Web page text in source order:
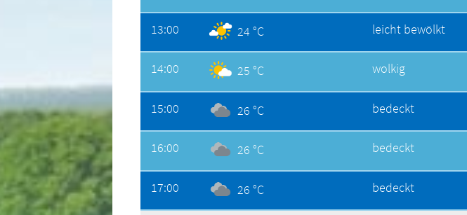
13:00 24 °C leicht bewölkt
14:00 25 °C wolkig
15:00 26 °C bedeckt
16:00 26 °C bedeckt
17:00 26 °C bedeckt